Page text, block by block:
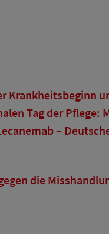
Krankheitsbeginn
Tag der Pflege:
–
die